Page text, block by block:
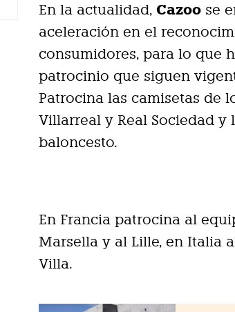
En la actualidad, Cazoo se
aceleración en el
consumidores, para lo que
patrocinio que siguen
Patrocina las camisetas de
Villarreal y Real Sociedad
baloncesto.
En Francia patrocina al
Marsella y al Lille, en Italia
Villa.